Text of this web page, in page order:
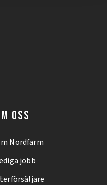
OSS
Nordfarm
jobb